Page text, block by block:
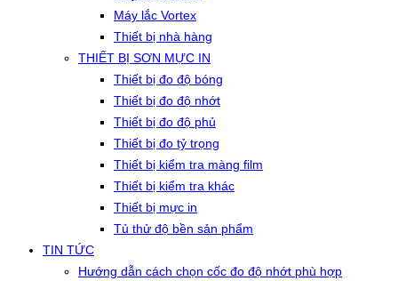
Máy lắc Vortex
Thiết bị nhà hàng
THIẾT BỊ SƠN MỰC IN
Thiết bị đo độ bóng
Thiết bị đo độ nhớt
Thiết bị đo độ phủ
Thiết bị đo tỷ trọng
Thiết bị kiểm tra màng film
Thiết bị kiểm tra khác
Thiết bị mực in
Tủ thử độ bền sản phẩm
TIN TỨC
Hướng dẫn cách chọn cốc đo độ nhớt phù hợp